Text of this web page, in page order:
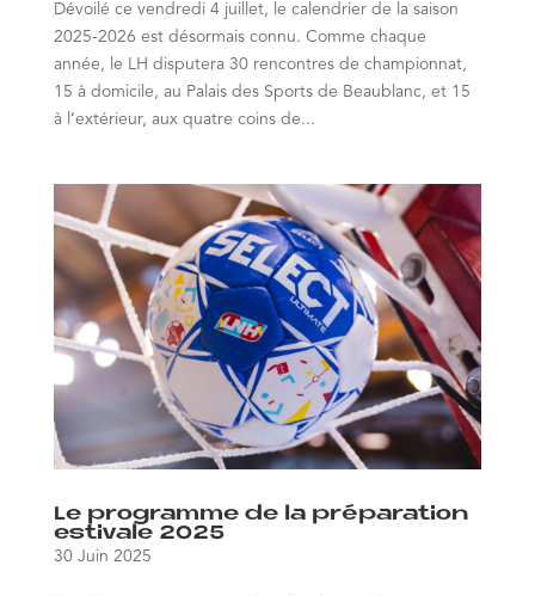
Dévoilé ce vendredi 4 juillet, le calendrier de la saison
2025-2026 est désormais connu. Comme chaque
année, le LH disputera 30 rencontres de championnat,
15 à domicile, au Palais des Sports de Beaublanc, et 15
à l’extérieur, aux quatre coins de...
Le programme de la préparation
estivale 2025
30 Juin 2025